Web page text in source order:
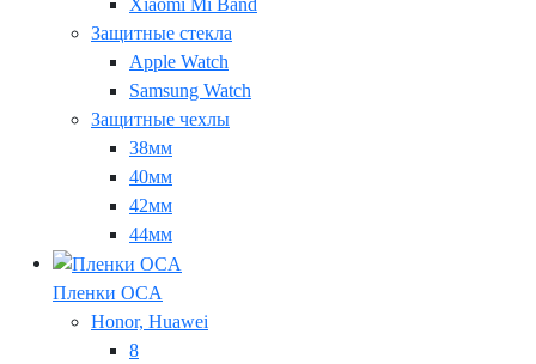
Xiaomi Mi Band
Защитные стекла
Apple Watch
Samsung Watch
Защитные чехлы
38мм
40мм
42мм
44мм
Пленки OCA
Honor, Huawei
8